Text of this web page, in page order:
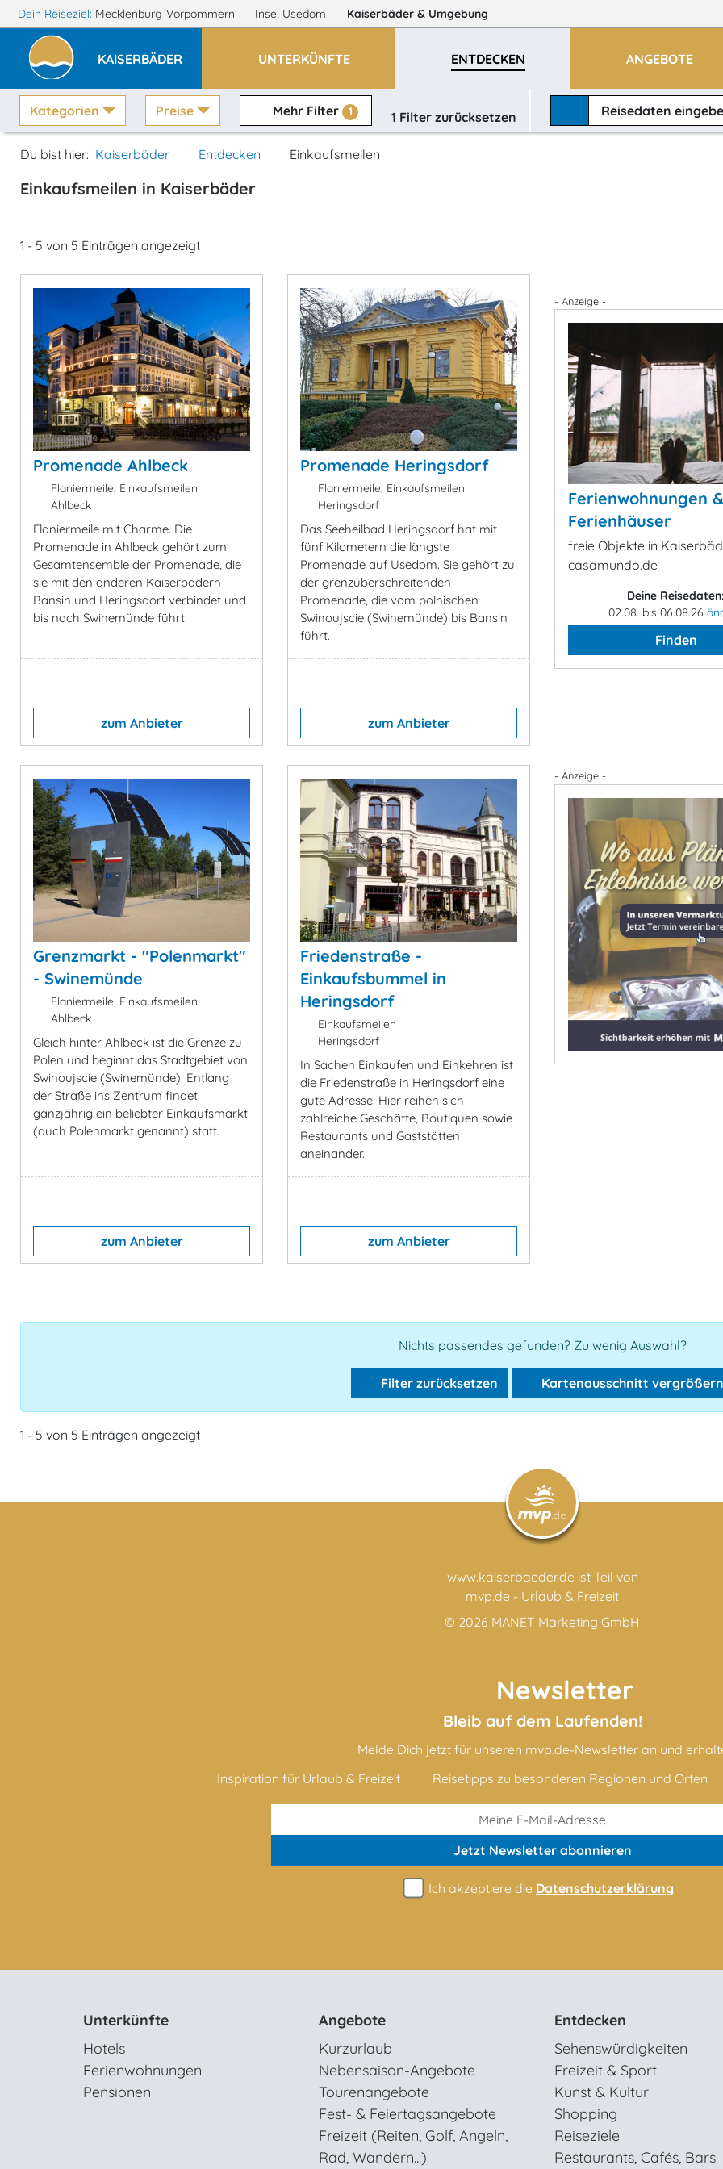
Dein Reiseziel: Mecklenburg-Vorpommern Insel Usedom Kaiserbäder & Umgebung
KAISERBÄDER UNTERKÜNFTE ENTDECKEN ANGEBOTE
Kategorien Preise Mehr Filter 1 1 Filter zurücksetzen Reisedaten
Du bist hier: Kaiserbäder Entdecken Einkaufsmeilen
Einkaufsmeilen in Kaiserbäder
1 - 5 von 5 Einträgen angezeigt
Promenade Ahlbeck
Flaniermeile, Einkaufsmeilen
Ahlbeck
Flaniermeile mit Charme. Die
Promenade in Ahlbeck gehört zum
Gesamtensemble der Promenade, die
sie mit den anderen Kaiserbädern
Bansin und Heringsdorf verbindet und
bis nach Swinemünde führt.
zum Anbieter
Promenade Heringsdorf
Flaniermeile, Einkaufsmeilen
Heringsdorf
Das Seeheilbad Heringsdorf hat mit
fünf Kilometern die längste
Promenade auf Usedom. Sie gehört zu
der grenzüberschreitenden
Promenade, die vom polnischen
Swinoujscie (Swinemünde) bis Bansin
führt.
zum Anbieter
- Anzeige -
Ferienwohnungen &
Ferienhäuser
freie Objekte in
casamundo.de
Deine
02.08. bis 06.08.26
Finden
Grenzmarkt - "Polenmarkt"
- Swinemünde
Flaniermeile, Einkaufsmeilen
Ahlbeck
Gleich hinter Ahlbeck ist die Grenze zu
Polen und beginnt das Stadtgebiet von
Swinoujscie (Swinemünde). Entlang
der Straße ins Zentrum findet
ganzjährig ein beliebter Einkaufsmarkt
(auch Polenmarkt genannt) statt.
zum Anbieter
Friedenstraße -
Einkaufsbummel in
Heringsdorf
Einkaufsmeilen
Heringsdorf
In Sachen Einkaufen und Einkehren ist
die Friedenstraße in Heringsdorf eine
gute Adresse. Hier reihen sich
zahlreiche Geschäfte, Boutiquen sowie
Restaurants und Gaststätten
aneinander.
zum Anbieter
- Anzeige -
Nichts passendes gefunden? Zu wenig Auswahl?
Filter zurücksetzen Kartenausschnitt vergrößern
1 - 5 von 5 Einträgen angezeigt
www.kaiserbaeder.de ist Teil von
mvp.de - Urlaub & Freizeit
© 2026 MANET Marketing GmbH
Newsletter
Bleib auf dem Laufenden!
Melde Dich jetzt für unseren mvp.de-Newsletter an und
Inspiration für Urlaub & Freizeit
Reisetipps zu besonderen Regionen und Orten
Jetzt Newsletterabonnieren
Ich akzeptiere die Datenschutzerklärung.
Unterkünfte
Hotels
Ferienwohnungen
Pensionen
Angebote
Kurzurlaub
Nebensaison-Angebote
Tourenangebote
Fest- & Feiertagsangebote
Freizeit (Reiten, Golf, Angeln,
Rad, Wandern...)
Entdecken
Sehenswürdigkeiten
Freizeit & Sport
Kunst & Kultur
Shopping
Reiseziele
Restaurants, Cafés, Bars